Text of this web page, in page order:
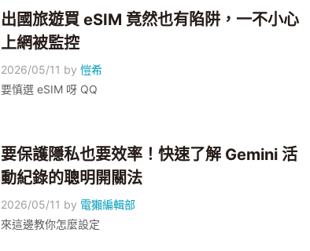
出國旅遊買 eSIM 竟然也有陷阱，一不小心
上網被監控
2026/05/11 by愷希
要慎選 eSIM 呀 QQ
要保護隱私也要效率！快速了解 Gemini 活
動紀錄的聰明開關法
2026/05/11 by 電獺編輯部
來這邊教你怎麼設定